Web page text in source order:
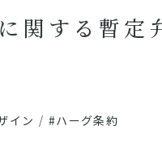
関する暫定
イン / #ハーグ条約